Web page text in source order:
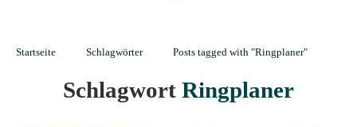
Startseite Schlagwörter Posts tagged with "Ringplaner"
Schlagwort Ringplaner